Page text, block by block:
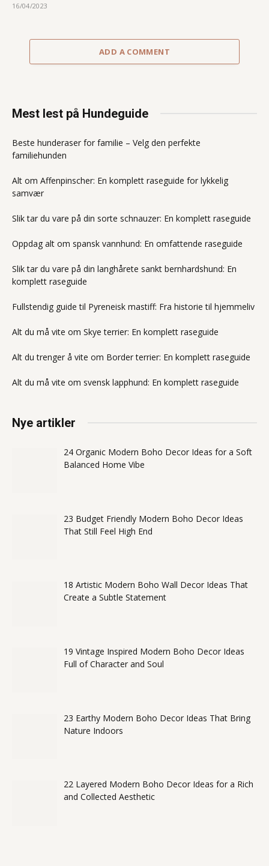
16/04/2023
ADD A COMMENT
Mest lest på Hundeguide
Beste hunderaser for familie – Velg den perfekte
familiehunden
Alt om Affenpinscher: En komplett raseguide for lykkelig
samvær
Slik tar du vare på din sorte schnauzer: En komplett raseguide
Oppdag alt om spansk vannhund: En omfattende raseguide
Slik tar du vare på din langhårete sankt bernhardshund: En
komplett raseguide
Fullstendig guide til Pyreneisk mastiff: Fra historie til hjemmeliv
Alt du må vite om Skye terrier: En komplett raseguide
Alt du trenger å vite om Border terrier: En komplett raseguide
Alt du må vite om svensk lapphund: En komplett raseguide
Nye artikler
24 Organic Modern Boho Decor Ideas for a Soft
Balanced Home Vibe
23 Budget Friendly Modern Boho Decor Ideas
That Still Feel High End
18 Artistic Modern Boho Wall Decor Ideas That
Create a Subtle Statement
19 Vintage Inspired Modern Boho Decor Ideas
Full of Character and Soul
23 Earthy Modern Boho Decor Ideas That Bring
Nature Indoors
22 Layered Modern Boho Decor Ideas for a Rich
and Collected Aesthetic